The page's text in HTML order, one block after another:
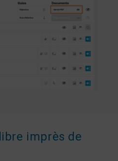
imprès de